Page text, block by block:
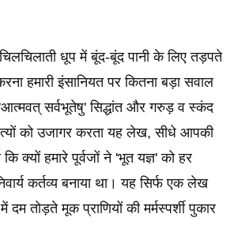
धूप में बूंद-बूंद पानी के लिए तड़पते
हमारी इंसानियत पर कितना बड़ा सवाल
सर्वभूतेषु' सिद्धांत और गरुड़ व स्कंद
को उजागर करता यह लेख, सीधे आपकी
क्यों हमारे पूर्वजों ने 'भूत यज्ञ' को हर
कर्तव्य बनाया था। यह सिर्फ एक लेख
दम तोड़ते मूक प्राणियों की मर्मस्पर्शी पुकार